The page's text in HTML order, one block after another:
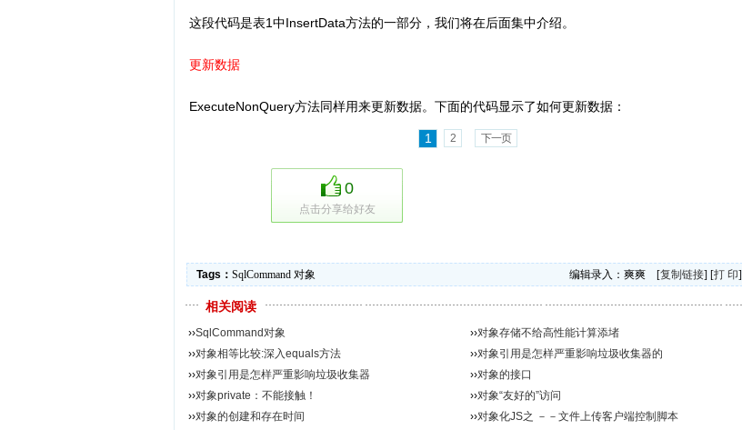
这段代码是表1中InsertData方法的一部分，我们将在后面集中介绍。
更新数据
ExecuteNonQuery方法同样用来更新数据。下面的代码显示了如何更新数据：
1 2 下一页
0
点击分享给好友
Tags： SqlCommand 对象 编辑录入：爽爽 [复制链接] [打 印]
相关阅读
››SqlCommand对象 ››对象存储不给高性能计算添堵
››对象相等比较:深入equals方法 ››对象引用是怎样严重影响垃圾收集器的
››对象引用是怎样严重影响垃圾收集器 ››对象的接口
››对象private：不能接触！ ››对象“友好的”访问
››对象的创建和存在时间 ››对象化JS之 －－文件上传客户端控制脚本